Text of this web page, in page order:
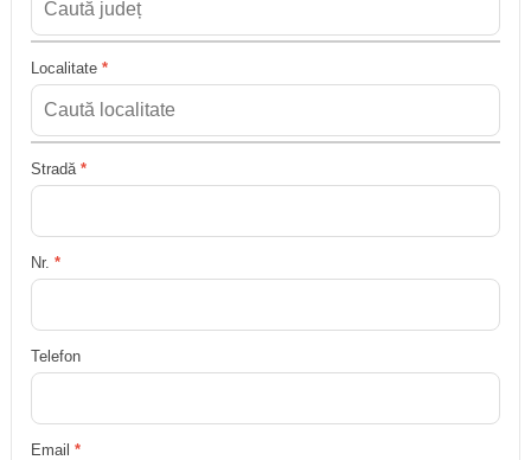
Localitate *
Stradă *
Nr. *
Telefon
Email *